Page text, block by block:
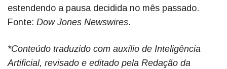
estendendo a pausa decidida no mês passado.
Fonte: Dow Jones Newswires.
*Conteúdo traduzido com auxílio de Inteligência
Artificial, revisado e editado pela Redação da